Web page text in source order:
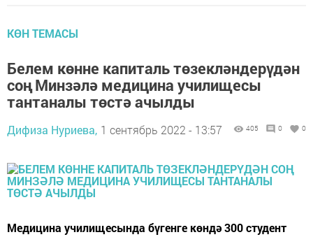
КӨН ТЕМАСЫ
Белем көнне капиталь төзекләндерүдән
соң Минзәлә медицина училищесы
тантаналы төстә ачылды
Дифиза Нуриева, 1 сентябрь 2022 - 13:57 405 0 0
Медицина училищесында бүгенге көндә 300 студент